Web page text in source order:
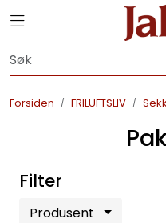
Skip to main content
Toggle navigation
Forsiden FRILUFTSLIV
Filter
Produsent
JAKT
FISKE